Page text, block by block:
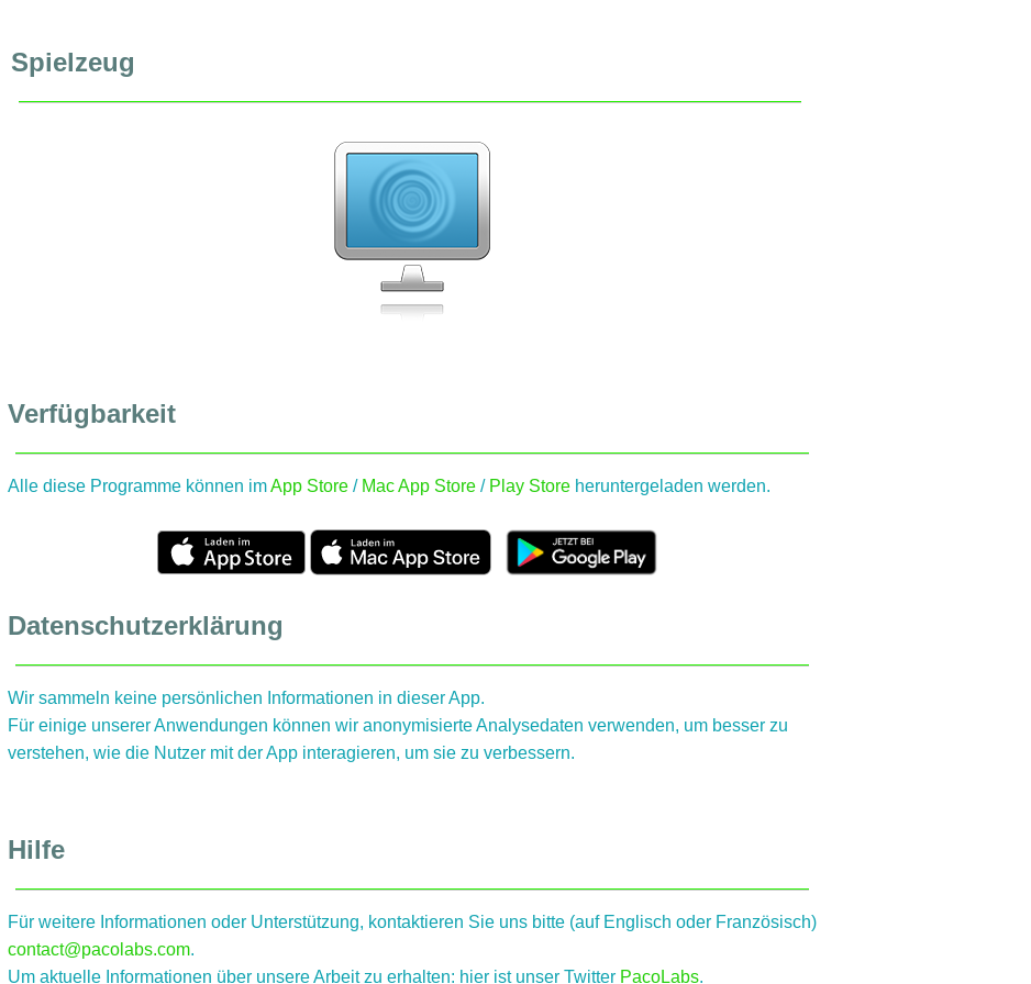
Spielzeug
Verfügbarkeit
Alle diese Programme können imApp Store/ Mac App Store/ Play Storeheruntergeladen werden.
Datenschutzerklärung
Wir sammeln keine persönlichen Informationen in dieser App.
Für einige unserer Anwendungen können wir anonymisierte Analysedaten verwenden, um besser zu
verstehen, wie die Nutzer mit der App interagieren, um sie zu verbessern.
Hilfe
Für weitere Informationen oder Unterstützung, kontaktieren Sie uns bitte (auf Englisch oder Französisch)
contact@pacolabs.com.
Um aktuelle Informationen über unsere Arbeit zu erhalten: hier ist unser Twitter PacoLabs.